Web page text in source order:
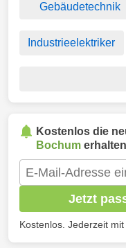
Gebäudetechnik
Industrieelektriker
Kostenlos die
Bochum
Jetzt
Kostenlos. Jederzeit